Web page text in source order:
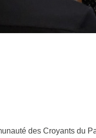
des Croyants du